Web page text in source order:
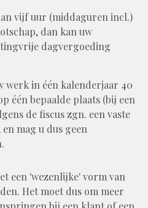
vijf uur (middaguren incl.)
dan kan uw
dagvergoeding
werk in één kalenderjaar 40
één bepaalde plaats (bij een
de fiscus zgn. een vaste
mag u dus geen
een 'wezenlijke' vorm van
Het moet dus om meer